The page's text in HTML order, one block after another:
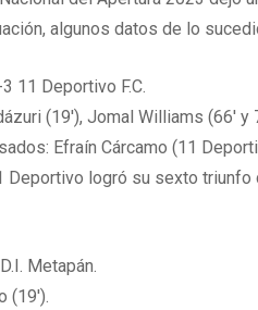
algunos datos de lo
11 Deportivo F.C.
(19′), Jomal Williams (66′ y
Efraín Cárcamo (11
Deportivo logró su sexto
Metapán.
(19′).